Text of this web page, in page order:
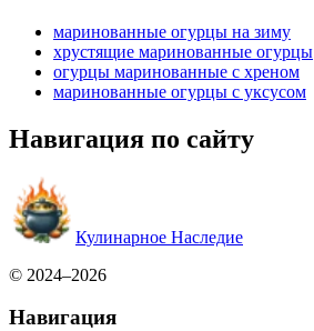
маринованные огурцы на зиму
хрустящие маринованные огурцы
огурцы маринованные с хреном
маринованные огурцы с уксусом
Навигация по сайту
Кулинарное Наследие
© 2024–2026
Навигация